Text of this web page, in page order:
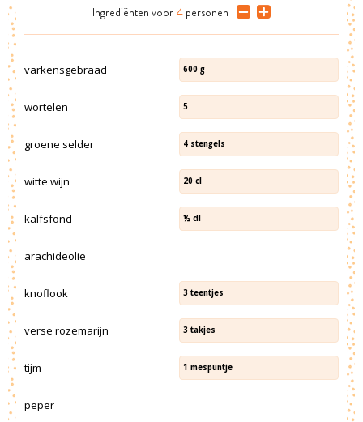
Ingrediënten voor 4 personen
varkensgebraad 600 g
wortelen 5
groene selder 4 stengels
witte wijn 20 cl
kalfsfond ½ dl
arachideolie
knoflook 3 teentjes
verse rozemarijn 3 takjes
tijm 1 mespuntje
peper